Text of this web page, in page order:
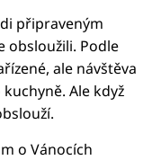
připraveným
obsloužili. Podle
ale návštěva
Ale když
o Vánocích